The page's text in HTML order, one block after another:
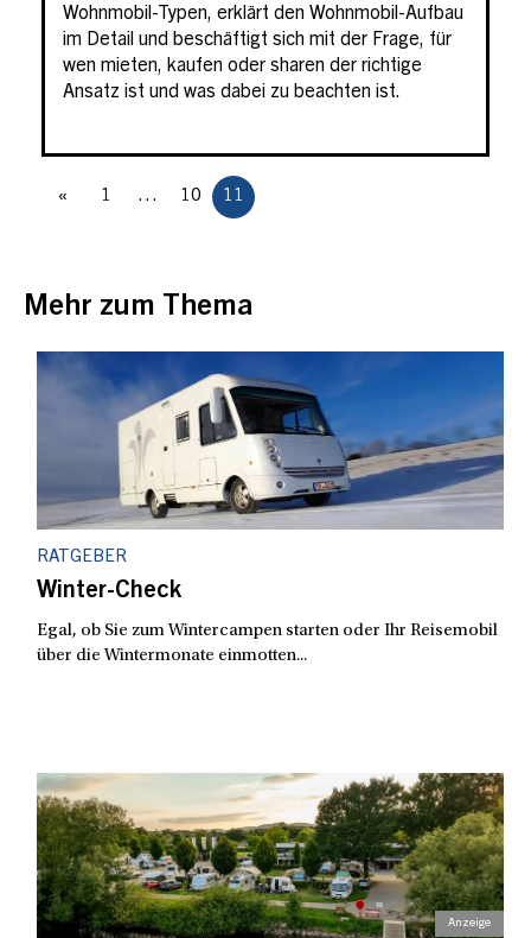
Wohnmobil-Typen, erklärt den Wohnmobil-Aufbau
im Detail und beschäftigt sich mit der Frage, für
wen mieten, kaufen oder sharen der richtige
Ansatz ist und was dabei zu beachten ist.
« 1 … 10 11
Mehr zum Thema
RATGEBER
Winter-Check
Egal, ob Sie zum Wintercampen starten oder Ihr Reisemobil
über die Wintermonate einmotten...